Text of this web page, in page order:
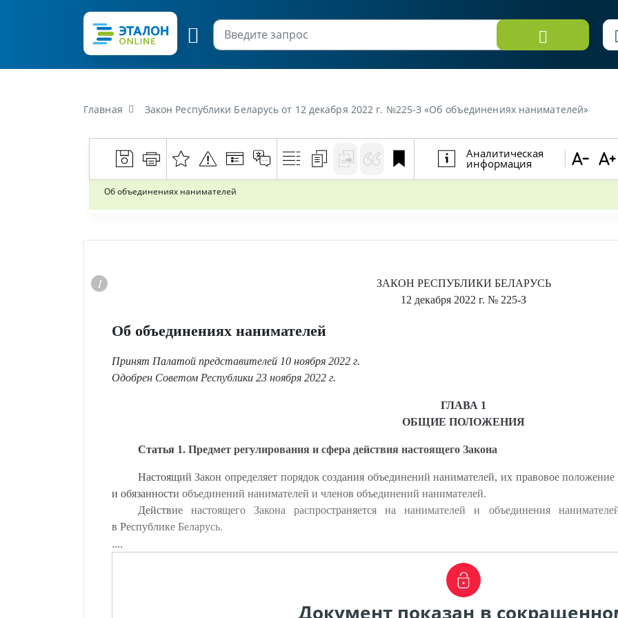
Главная Закон Республики Беларусь от 12 декабря 2022 г. №225-З «Об объединениях нанимателей»
Аналитическая
информация
Об объединениях нанимателей
ЗАКОН РЕСПУБЛИКИ БЕЛАРУСЬ
12 декабря 2022 г. № 225-З
Об объединениях нанимателей
Принят Палатой представителей 10 ноября 2022 г.
Одобрен Советом Республики 23 ноября 2022 г.
ГЛАВА 1
ОБЩИЕ ПОЛОЖЕНИЯ
Статья 1. Предмет регулирования и сфера действия настоящего Закона
Настоящий Закон определяет порядок создания объединений нанимателей, их правовое
и обязанности объединений нанимателей и членов объединений нанимателей.
Действие настоящего Закона распространяется на нанимателей и объединения
в Республике Беларусь.
....
Документ показан в